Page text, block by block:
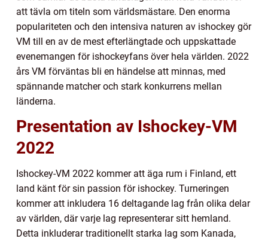
att tävla om titeln som världsmästare. Den enorma
populariteten och den intensiva naturen av ishockey gör
VM till en av de mest efterlängtade och uppskattade
evenemangen för ishockeyfans över hela världen. 2022
års VM förväntas bli en händelse att minnas, med
spännande matcher och stark konkurrens mellan
länderna.
Presentation av Ishockey-VM
2022
Ishockey-VM 2022 kommer att äga rum i Finland, ett
land känt för sin passion för ishockey. Turneringen
kommer att inkludera 16 deltagande lag från olika delar
av världen, där varje lag representerar sitt hemland.
Detta inkluderar traditionellt starka lag som Kanada,